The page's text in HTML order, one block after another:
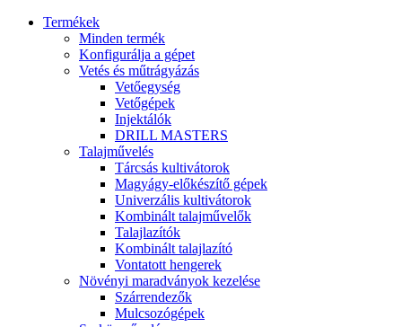
Termékek
Minden termék
Konfigurálja a gépet
Vetés és műtrágyázás
Vetőegység
Vetőgépek
Injektálók
DRILL MASTERS
Talajművelés
Tárcsás kultivátorok
Magyágy-előkészítő gépek
Univerzális kultivátorok
Kombinált talajművelők
Talajlazítók
Kombinált talajlazító
Vontatott hengerek
Növényi maradványok kezelése
Szárrendezők
Mulcsozógépek